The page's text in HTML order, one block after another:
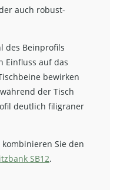
auch robust-
des Beinprofils
Einfluss auf das
bewirken
der Tisch
deutlich filigraner
Sie den
SB12.